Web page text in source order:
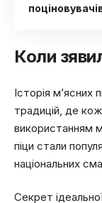
Коли
Історія м’ясних
традицій, де
використанням
піци стали
національних
Секрет